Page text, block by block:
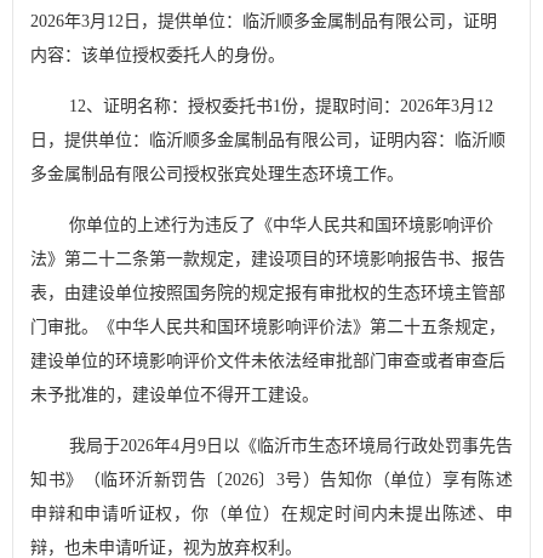
2026年3月 12 日，提供单位：临沂顺多金属制品有限公司，证明
内容：该单位授权委托人的身份。
12、证明名称：授权委托书1份，提取时间：2026年3月 12
日，提供单位：临沂顺多金属制品有限公司，证明内容：临沂顺
多金属制品有限公司授权张宾处理生态环境工作。
你单位的上述行为违反 了《中华人民共和国环境影响评价
法》第二十二条第一款规定，建设项目的环境影响报告书、报告
表，由建设单位按照国务院的规定报有审批权的生态环境主管部
门审批。《中华人民共和国环境影响评价法》第二十五条规定，
建设单位的环境影响评价文件未依法经审批部门审查或者审查后
未予批准的，建设单位不得开工建设。
我局于2026年4月 9日以《临沂市生态环境局行政处罚事先告
知书》（临环沂新罚告〔 2026〕 3号）告知你（单位）享有陈述
申辩和申请听证权，你（单位） 在规定时间内未提出陈述、申
辩，也未申请听证，视为放弃权利。